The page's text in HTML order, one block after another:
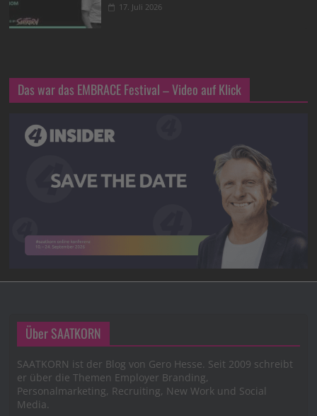
17. Juli 2026
Das war das EMBRACE Festival – Video auf Klick
Über SAATKORN
SAATKORN ist der Blog von Gero Hesse. Seit 2009 schreibt
er über die Themen Employer Branding,
Personalmarketing, Recruiting, New Work und Social
Media.